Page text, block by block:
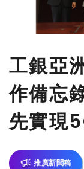
工銀亞
作備忘
先實現
推廣新聞稿